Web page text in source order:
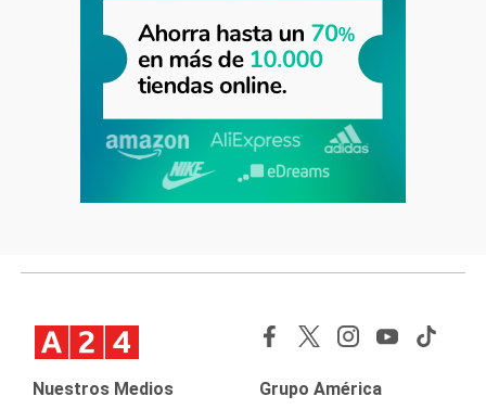
Nuestros Medios Grupo América